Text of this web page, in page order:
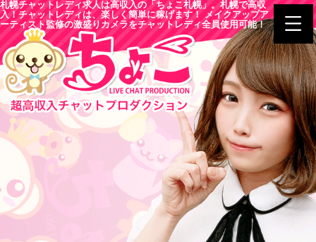
札幌チャットレディ求人は高収入の「ちょこ札幌」。札幌で高収
入！チャットレディは、楽しく簡単に稼げます！ メイクアップア
ーティスト監修の激盛りカメラをチャットレディ全員使用可能！